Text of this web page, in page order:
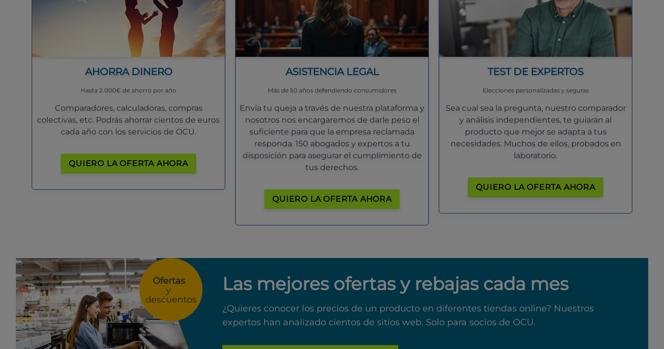
AHORRA DINERO
Hasta 2.000€ de ahorro por año
Comparadores, calculadoras, compras
colectivas, etc. Podrás ahorrar cientos de euros
cada año con los servicios de OCU.
QUIERO LA OFERTA AHORA
ASISTENCIA LEGAL
Más de 50 años defendiendo consumidores
Envía tu queja a través de nuestra plataforma y
nosotros nos encargaremos de darle peso el
suficiente para que la empresa reclamada
responda. 150 abogados y expertos a tu
disposición para asegurar el cumplimiento de
tus derechos.
QUIERO LA OFERTA AHORA
TEST DE EXPERTOS
Elecciones personalizadas y seguras
Sea cual sea la pregunta, nuestro comparador
y análisis independientes, te guiarán al
producto que mejor se adapta a tus
necesidades. Muchos de ellos, probados en
laboratorio.
QUIERO LA OFERTA AHORA
Ofertas
y
descuentos
Las mejores ofertas y rebajas cada mes
¿Quieres conocer los precios de un producto en diferentes tiendas online? Nuestros
expertos han analizado cientos de sitios web. Solo para socios de OCU.